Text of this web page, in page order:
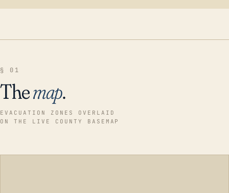
§ 01
Themap.
EVACUATION ZONES OVERLAID
ON THE LIVE COUNTY BASEMAP